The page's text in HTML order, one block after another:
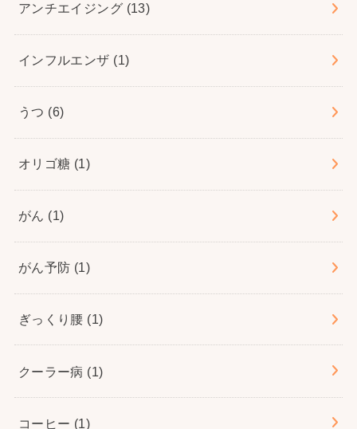
アンチエイジング (13)
インフルエンザ (1)
うつ (6)
オリゴ糖 (1)
がん (1)
がん予防 (1)
ぎっくり腰 (1)
クーラー病 (1)
コーヒー (1)